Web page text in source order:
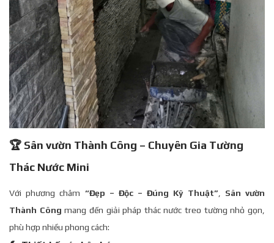
🏆 Sân vườn Thành Công – Chuyên Gia Tường
Thác Nước Mini
Với phương châm “Đẹp – Độc – Đúng Kỹ Thuật”, Sân vườn
Thành Công mang đến giải pháp thác nước treo tường nhỏ gọn,
phù hợp nhiều phong cách: